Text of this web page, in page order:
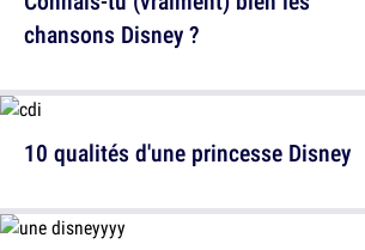
10 qualités d'une princesse Disney
chansons Disney ?